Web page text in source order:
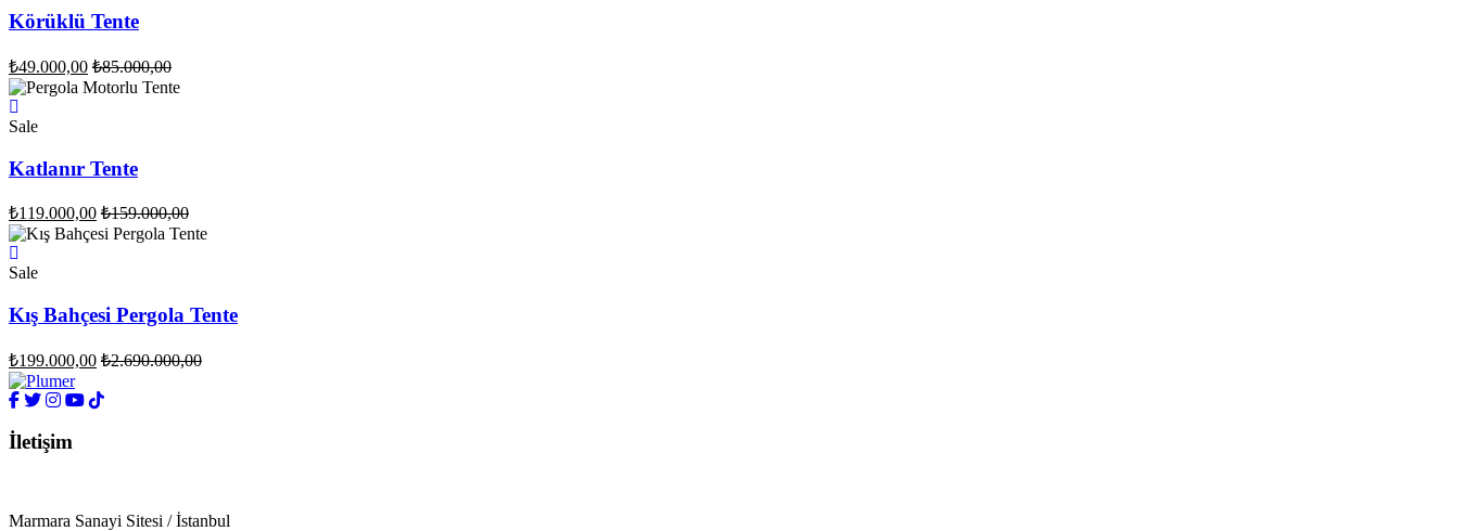
Körüklü Tente
₺49.000,00 ₺85.000,00
Sale
Katlanır Tente
₺119.000,00 ₺159.000,00
Sale
Kış Bahçesi Pergola Tente
₺199.000,00 ₺2.690.000,00
İletişim
Marmara Sanayi Sitesi / İstanbul